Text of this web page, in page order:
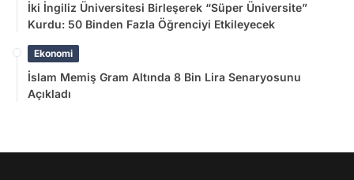
İki İngiliz Üniversitesi Birleşerek “Süper Üniversite”
Kurdu: 50 Binden Fazla Öğrenciyi Etkileyecek
Ekonomi
İslam Memiş Gram Altında 8 Bin Lira Senaryosunu
Açıkladı